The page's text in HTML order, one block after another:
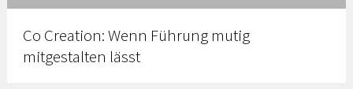
Co Creation: Wenn Führung mutig
mitgestalten lässt